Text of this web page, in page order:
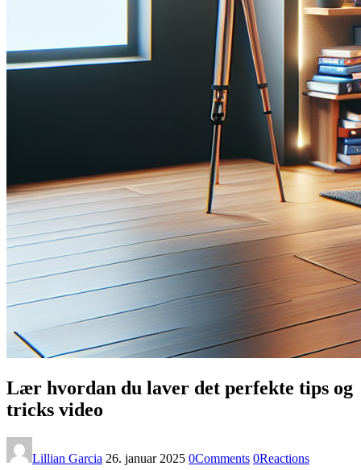
Lær hvordan du laver det perfekte tips og
tricks video
Lillian Garcia 26. januar 2025 0Comments 0Reactions